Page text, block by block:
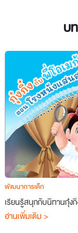
บ
พัฒนาการเด็ก
เรียนรู้สนุกกับนิทานกุ๋ง
อ่านเพิ่มเติม >